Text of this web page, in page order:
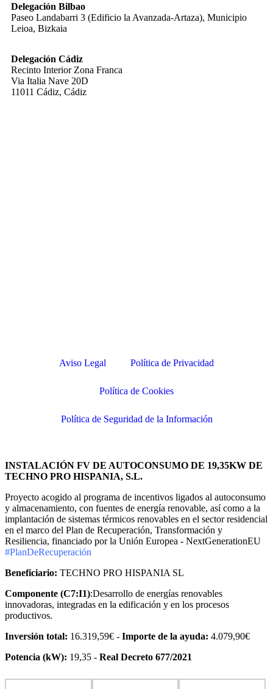
Delegación Bilbao
Paseo Landabarri 3 (Edificio la Avanzada-Artaza), Municipio
Leioa, Bizkaia
Delegación Cádiz
Recinto Interior Zona Franca
Via Italia Nave 20D
11011 Cádiz, Cádiz
Aviso Legal Política de Privacidad
Política de Cookies
Política de Seguridad de la Información
INSTALACIÓN FV DE AUTOCONSUMO DE 19,35KW DE
TECHNO PRO HISPANIA, S.L.
Proyecto acogido al programa de incentivos ligados al autoconsumo
y almacenamiento, con fuentes de energía renovable, así como a la
implantación de sistemas térmicos renovables en el sector residencial
en el marco del Plan de Recuperación, Transformación y
Resiliencia, financiado por la Unión Europea - NextGenerationEU
#PlanDeRecuperación
Beneficiario: TECHNO PRO HISPANIA SL
Componente (C7:I1):Desarrollo de energías renovables
innovadoras, integradas en la edificación y en los procesos
productivos.
Inversión total: 16.319,59€ - Importe de la ayuda: 4.079,90€
Potencia (kW): 19,35 - Real Decreto 677/2021